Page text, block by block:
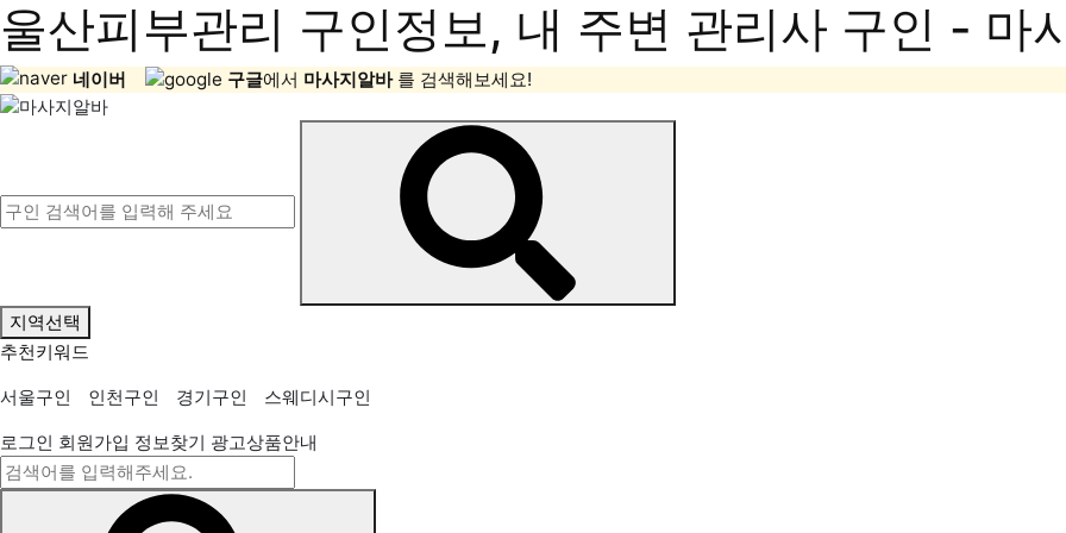
울산피부관리 구인정보, 내 주변 관리사 구인 - 마
네이버 구글에서 마사지알바 를 검색해보세요!
지역선택
추천키워드
서울구인
인천구인 경기구인
스웨디시구인
로그인 회원가입 정보찾기 광고상품안내